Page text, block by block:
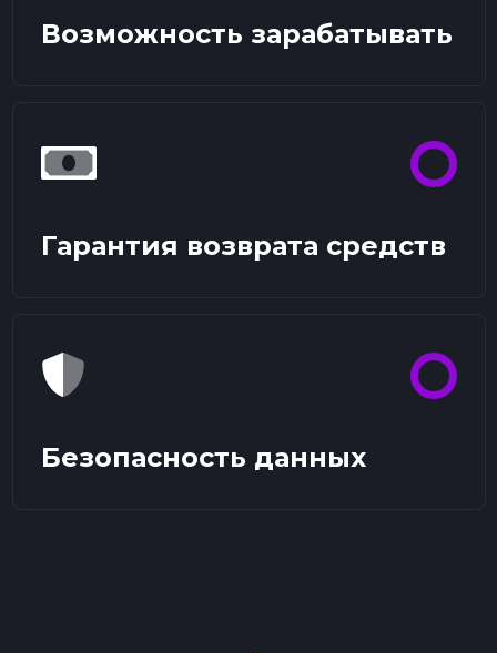
Возможность зарабатывать
Гарантия возврата средств
Безопасность данных